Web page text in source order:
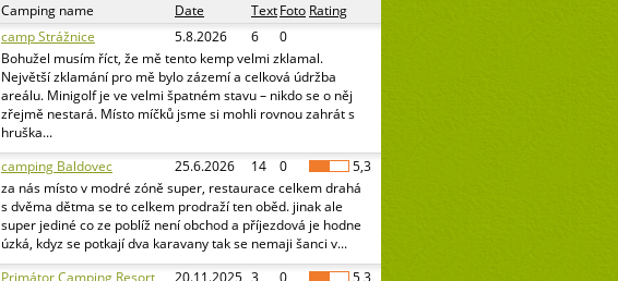
Camping name
Date TextFoto Rating
camp Strážnice
5.8.2026 6
0
Bohužel musím říct, že mě tento kemp velmi zklamal.
Největší zklamání pro mě bylo zázemí a celková údržba
areálu. Minigolf je ve velmi špatném stavu – nikdo se o něj
zřejmě nestará. Místo míčků jsme si mohli rovnou zahrát s
hruška...
camping Baldovec
25.6.2026 14 0
5,3
za nás místo v modré zóně super, restaurace celkem drahá
s dvěma dětma se to celkem prodraží ten oběd. jinak ale
super jediné co ze poblíž není obchod a příjezdová je hodne
úzká, kdyz se potkají dva karavany tak se nemaji šanci v...
Primátor Camping Resort
20.11.2025 3 0 5,3